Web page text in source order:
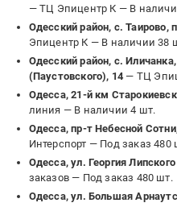
— ТЦ Эпицентр К — В
Одесский район, с. Таирово,
Эпицентр К — В наличии 38
Одесский район, с.
(Паустовского), 14 — ТЦ
Одесса, 21-й км
линия — В наличии 4 шт.
Одесса, пр-т Небесной
Интерспорт — Под заказ 480
Одесса, ул. Георгия
заказов — Под заказ 480 шт.
Одесса, ул. Большая